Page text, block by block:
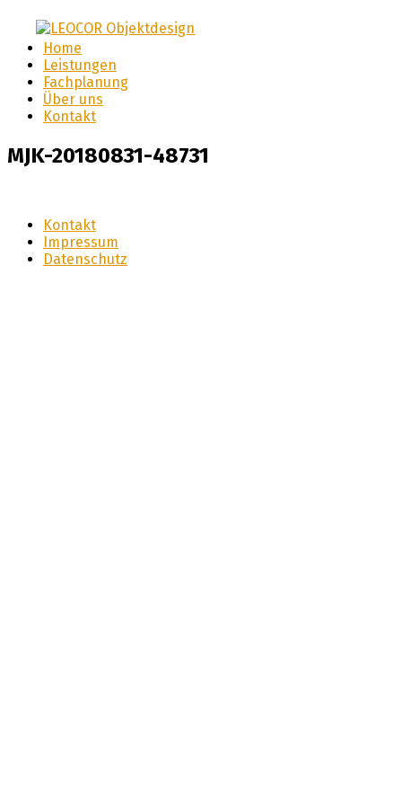
LEOCOR
Objektdesign
LEOCOR Objektdesign
Home
Leistungen
Fachplanung
Über uns
Kontakt
MJK-20180831-48731
Kontakt
Impressum
Datenschutz